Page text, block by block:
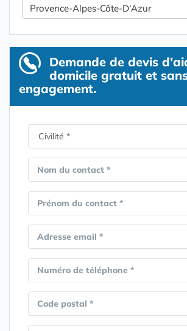
Provence-Alpes-Côte-D'Azur
Demande de devis
domicile gratuit et
engagement.
Nom du contact *
Prénom du contact *
Adresse email *
Numéro de téléphone *
Code postal *